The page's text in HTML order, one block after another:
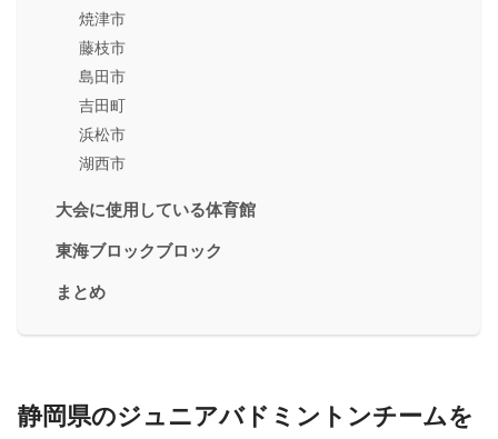
焼津市
藤枝市
島田市
吉田町
浜松市
湖西市
大会に使用している体育館
東海ブロックブロック
まとめ
静岡県のジュニアバドミントンチームを